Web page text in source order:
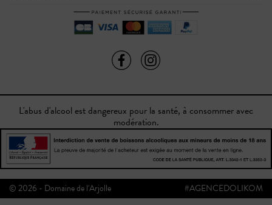
L'abus d'alcool est dangereux pour la santé, à consommer avec
modération.
© 2026 - Domaine de l'Arjolle #AGENCEDOLIKOM